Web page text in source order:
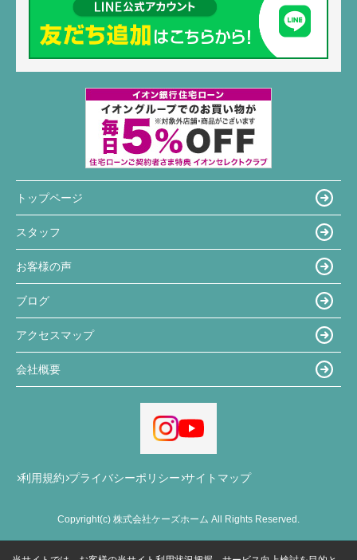
トップページ
スタッフ
お客様の声
ブログ
アクセスマップ
会社概要
利用規約 プライバシーポリシー サイトマップ
Copyright(c) 株式会社ケーズホーム All Rights Reserved.